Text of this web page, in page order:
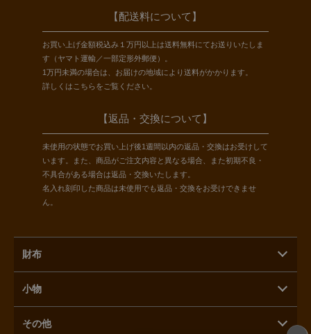
【配送料について】
お買い上げ金額税込み１万円以上は送料無料にてお送りいたしま
す（ヤマト運輸／一部定形外郵便）。
1万円未満の場合は、お届けの地域により送料がかかります。
詳しくは こちらをご覧ください。
【返品・交換について】
未使用の状態でお買い上げ後1週間以内の返品・交換はお受けして
います。また、商品がご注文内容と異なる場合、また初期不良・
不具合がある場合は返品・交換いたします。
名入れ刻印した商品は未使用でも返品・交換をお受けできませ
ん。
財布
小物
その他